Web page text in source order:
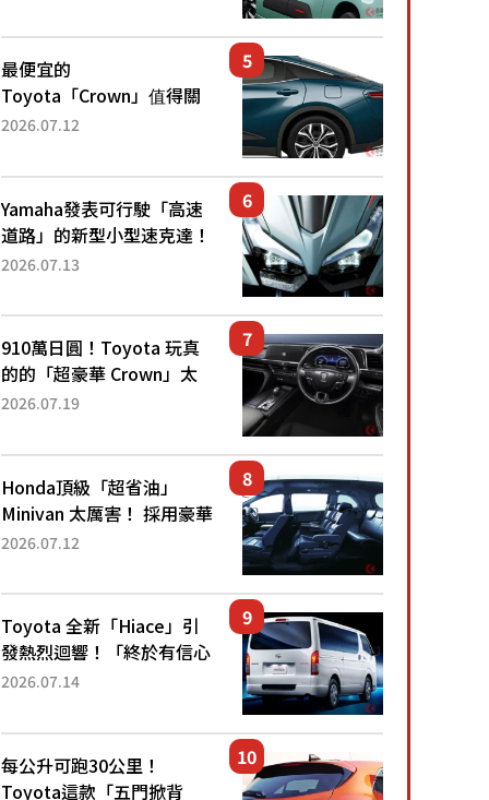
還推出467萬元日圓起的5
人座版...
最便宜的
Toyota「Crown」值得關
注！ 搭載4WD、每公升
眼！ 配備豐富、超越售價
水準，堪稱高CP值代表的
「...
2026.07.12
Yamaha發表可行駛「高速
道路」的新型小型速克達！
搭載能享受超強勁「渦輪
高階「Super Sport」車款
相同的...
2026.07.13
910萬日圓！Toyota 玩真
的的「超豪華 Crown」太
厲害了！採用由「匠人技
運動化「底盤設定」！還配
備專屬豪華...
2026.07.19
Honda頂級「超省油」
Minivan 太厲害！ 採用豪華
「真皮座椅」與專屬「黑色
公里，兼具優異節能表現與
舒適「三...
2026.07.12
Toyota 全新「Hiace」引
發熱烈迴響！「終於有信心
下訂了！」「哪個等級交車
後竟然還要等「超過半年」
才能交車？...
2026.07.14
每公升可跑30公里！
Toyota這款「五門掀背